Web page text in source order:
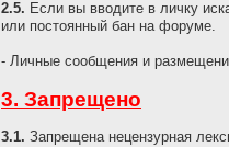
2.5. Если вы вводите в личку
или постоянный бан на форуме.
- Личные сообщения и
3. Запрещено
3.1. Запрещена нецензурная